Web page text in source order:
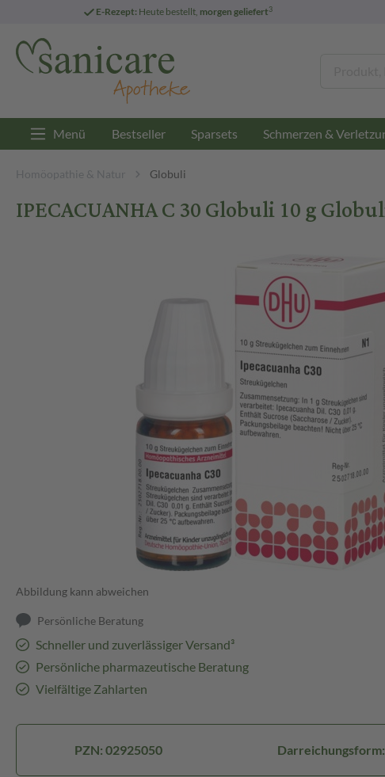
E-Rezept: Heute bestellt, morgen geliefert3
Menü Bestseller Sparsets Schmerzen &
Homöopathie & Natur Globuli
IPECACUANHA C 30 Globuli 10 g
Abbildung kann abweichen
Persönliche Beratung
Schneller und zuverlässiger Versand³
Persönliche pharmazeutische Beratung
Vielfältige Zahlarten
PZN: 02925050